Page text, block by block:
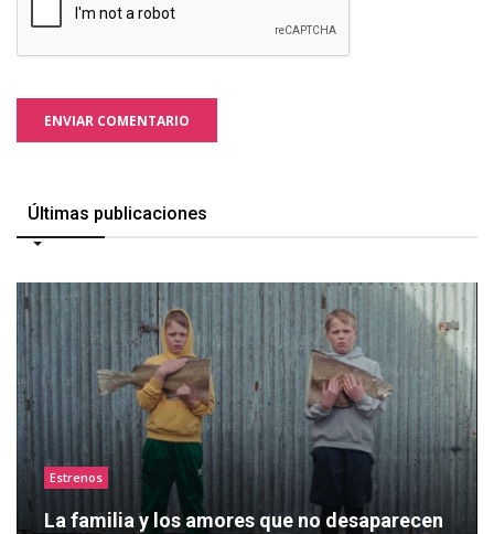
ENVIAR COMENTARIO
Últimas publicaciones
Estrenos
La familia y los amores que no desaparecen